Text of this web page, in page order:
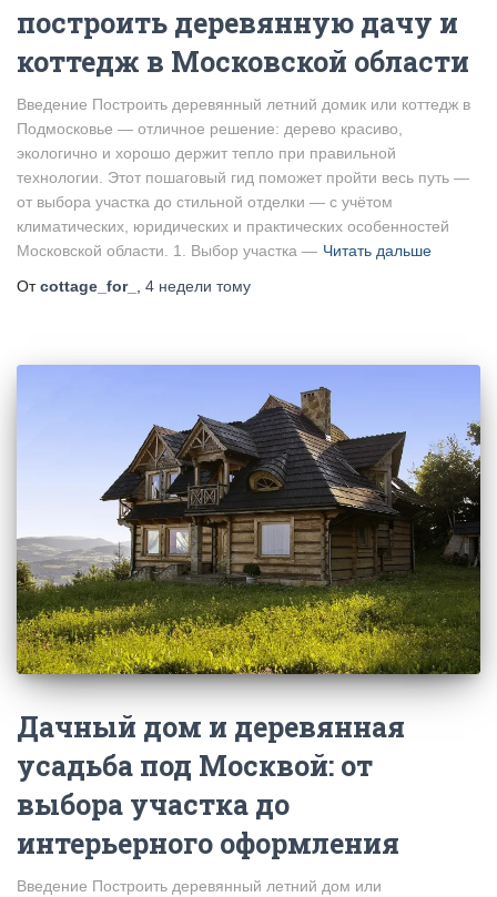
построить деревянную дачу и
коттедж в Московской области
Введение Построить деревянный летний домик или коттедж в
Подмосковье — отличное решение: дерево красиво,
экологично и хорошо держит тепло при правильной
технологии. Этот пошаговый гид поможет пройти весь путь —
от выбора участка до стильной отделки — с учётом
климатических, юридических и практических особенностей
Московской области. 1. Выбор участка — Читать дальше
Отcottage_for_ , 4 недели тому
Дачный дом и деревянная
усадьба под Москвой: от
выбора участка до
интерьерного оформления
Введение Построить деревянный летний дом или